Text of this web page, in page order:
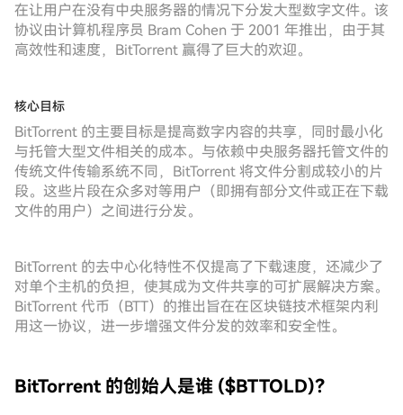
在让用户在没有中央服务器的情况下分发大型数字文件。该
协议由计算机程序员 Bram Cohen 于 2001 年推出，由于其
高效性和速度，BitTorrent 赢得了巨大的欢迎。
核心目标
BitTorrent 的主要目标是提高数字内容的共享，同时最小化
与托管大型文件相关的成本。与依赖中央服务器托管文件的
传统文件传输系统不同，BitTorrent 将文件分割成较小的片
段。这些片段在众多对等用户（即拥有部分文件或正在下载
文件的用户）之间进行分发。
BitTorrent 的去中心化特性不仅提高了下载速度，还减少了
对单个主机的负担，使其成为文件共享的可扩展解决方案。
BitTorrent 代币（BTT）的推出旨在在区块链技术框架内利
用这一协议，进一步增强文件分发的效率和安全性。
BitTorrent 的创始人是谁 ($BTTOLD)？